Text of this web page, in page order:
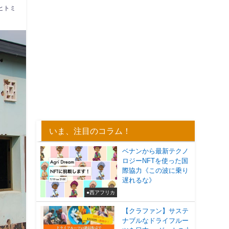
トミ
いま、注目のコラム！
●西アフリカ
ベナンから最新テクノ
ロジーNFTを使った国
際協力《この波に乗り
遅れるな》
【クラファン】サステ
ナブルなドライフルー